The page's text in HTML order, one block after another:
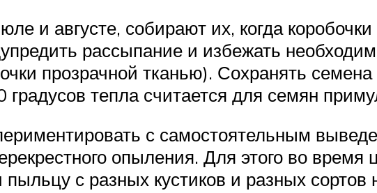
и августе, собирают их, когда
рассыпание и избежать
прозрачной тканью). Сохранять
градусов тепла считается для семян
с самостоятельным
опыления. Для этого во
пыльцу с разных кустиков и разных сортов